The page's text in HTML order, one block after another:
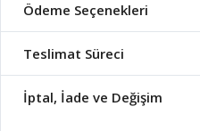
Ödeme Seçenekleri
Teslimat Süreci
İptal, İade ve Değişim